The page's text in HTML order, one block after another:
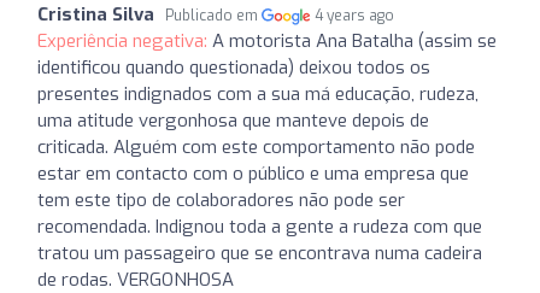
Cristina Silva Publicado em 4 years ago
Experiência negativa: A motorista Ana Batalha (assim se
identificou quando questionada) deixou todos os
presentes indignados com a sua má educação, rudeza,
uma atitude vergonhosa que manteve depois de
criticada. Alguém com este comportamento não pode
estar em contacto com o público e uma empresa que
tem este tipo de colaboradores não pode ser
recomendada. Indignou toda a gente a rudeza com que
tratou um passageiro que se encontrava numa cadeira
de rodas. VERGONHOSA